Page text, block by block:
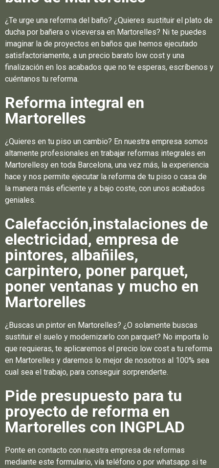
¿Te urge una reforma del baño? ¿Quieres sustituir el plato de
ducha por bañera o viceversa en Martorelles? Ni te puedes
imaginar la de proyectos en baños que hemos ejecutado
satisfactoriamente, a un precio barato low cost y una
finalización en los acabados que no te esperas, escríbenos y
cuéntanos tu reforma.
Reforma integral en
Martorelles
¿Quieres en tu piso un cambio? En nuestra empresa somos
altamente profesionales en trabajar reformas integrales en
Martorellesy en toda Barcelona, una vez más, la experiencia
hace y nos permite ejecutar la reforma de tu piso o casa de
la manera más eficiente y a bajo coste, con unos acabados
geniales.
Calefacción,instalaciones de
electricidad, empresa de
pintores, albañiles,
carpintero, poner parquet,
poner ventanas y mucho en
Martorelles
¿Buscas un pintor en Martorelles? ¿O solamente buscas
sustituir el suelo y modernizarlo con parquet? No importa lo
que requieras, te aplicaremos el precio low cost a tu reforma
en Martorelles y daremos lo mejor de nosotros al 100% sea
cual sea el trabajo, para conseguir sorprenderte.
Pide presupuesto para tu
proyecto de reforma en
Martorelles con INGPLAD
Ponte en contacto con nuestra empresa de reformas
mediante este formulario, vía teléfono o por whatsapp si te